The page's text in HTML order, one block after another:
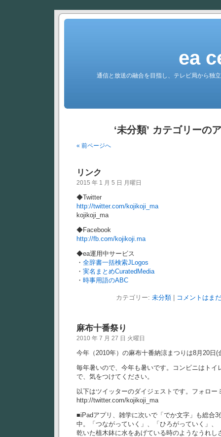
ea
通信と放送の融合を目指し、テレビ局から独
‘未分類’ カテゴリーの
« 前ページへ
リンク
2015 年 1 月 5 日 月曜日
◆Twitter
http://twitter.com/kojikoji_ma
kojikoji_ma
◆Facebook
http://fb.com/kojikoji.ma
◆ea運用中サービス
・ 全辞書一括検索JLogos
・ 実名まとめCuratedMedia
・ 時事用語のABC
カテゴリー: 未分類 コメントはま
麻布十番祭り
2010 年 7 月 27 日 火曜日
今年（2010年）の麻布十番納涼まつりは8月20日(
毎年暑いので、今年も暑いです。コンビニはトイ
で、気をつけてください。
以下はツイッターのダイジェストです。フォロ
http://twitter.com/kojikoji_ma
■iPadアプリ、雑学に次いで「でか文字」も総合
中。「つながっていく」、「ひろがっていく」、
乾いた植木鉢に水をあげている時のようなうれし